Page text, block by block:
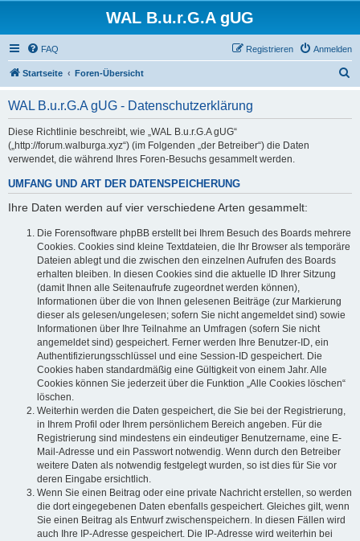
WAL B.u.r.G.A gUG
FAQ Anmelden
Registrieren
Startseite Foren-Übersicht
WAL B.u.r.G.A gUG - Datenschutzerklärung
Diese Richtlinie beschreibt, wie „WAL B.u.r.G.A gUG“
(„http://forum.walburga.xyz“) (im Folgenden „der Betreiber“) die Daten
verwendet, die während Ihres Foren-Besuchs gesammelt werden.
UMFANG UND ART DER DATENSPEICHERUNG
Ihre Daten werden auf vier verschiedene Arten gesammelt:
Die Forensoftware phpBB erstellt bei Ihrem Besuch des Boards mehrere
Cookies. Cookies sind kleine Textdateien, die Ihr Browser als temporäre
Dateien ablegt und die zwischen den einzelnen Aufrufen des Boards
erhalten bleiben. In diesen Cookies sind die aktuelle ID Ihrer Sitzung
(damit Ihnen alle Seitenaufrufe zugeordnet werden können),
Informationen über die von Ihnen gelesenen Beiträge (zur Markierung
dieser als gelesen/ungelesen; sofern Sie nicht angemeldet sind) sowie
Informationen über Ihre Teilnahme an Umfragen (sofern Sie nicht
angemeldet sind) gespeichert. Ferner werden Ihre Benutzer-ID, ein
Authentifizierungsschlüssel und eine Session-ID gespeichert. Die
Cookies haben standardmäßig eine Gültigkeit von einem Jahr. Alle
Cookies können Sie jederzeit über die Funktion „Alle Cookies löschen“
löschen.
Weiterhin werden die Daten gespeichert, die Sie bei der Registrierung,
in Ihrem Profil oder Ihrem persönlichem Bereich angeben. Für die
Registrierung sind mindestens ein eindeutiger Benutzername, eine E-
Mail-Adresse und ein Passwort notwendig. Wenn durch den Betreiber
weitere Daten als notwendig festgelegt wurden, so ist dies für Sie vor
deren Eingabe ersichtlich.
Wenn Sie einen Beitrag oder eine private Nachricht erstellen, so werden
die dort eingegebenen Daten ebenfalls gespeichert. Gleiches gilt, wenn
Sie einen Beitrag als Entwurf zwischenspeichern. In diesen Fällen wird
auch Ihre IP-Adresse gespeichert. Die IP-Adresse wird weiterhin bei